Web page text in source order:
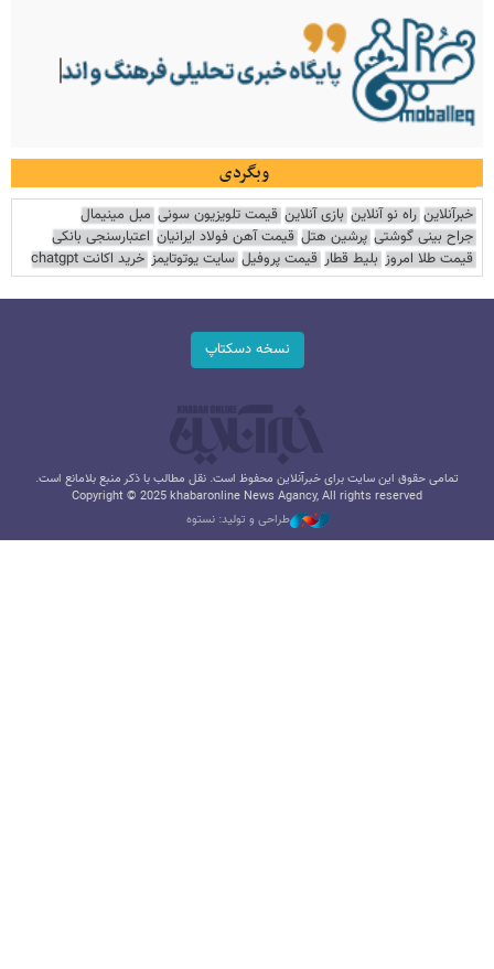
وبگردی
خبرآنلاین راه نو آنلاین بازی آنلاین قیمت تلویزیون سونی مبل مینیمال
جراح بینی گوشتی پرشین هتل قیمت آهن فولاد ایرانیان اعتبارسنجی بانکی
قیمت طلا امروز بلیط قطار قیمت پروفیل سایت یوتوتایمز خرید اکانت chatgpt
نسخه دسکتاپ
تمامی حقوق این سایت برای خبرآنلاین محفوظ است. نقل مطالب با ذکر منبع بلامانع است.
Copyright © 2025 khabaronline News Agancy, All rights reserved
طراحی و تولید: نستوه